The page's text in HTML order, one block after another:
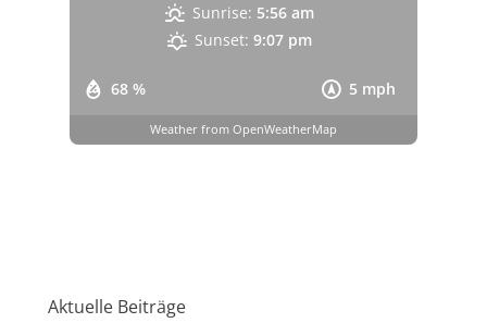
68 % 5 mph
Sunrise: 5:56 am
Sunset: 9:07 pm
Weather from OpenWeatherMap
Aktuelle Beiträge